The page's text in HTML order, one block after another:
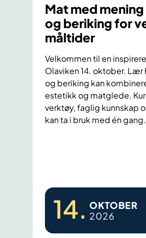
Mat med
og beriking for
måltider
Velkommen til en
Olaviken 14. oktober. Lær
og beriking kan
estetikk og matglede.
verktøy, faglig kunnskap
kan ta i bruk med én gang.
m
m
14. OKTOBER
2026